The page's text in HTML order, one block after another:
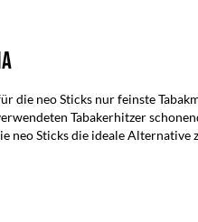
die neo Sticks nur feinste
Tabakerhitzer
neo Sticks die ideale Alternative